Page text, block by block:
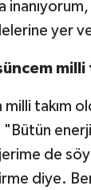
yer
milli
milli takım
"Bütün
de
diye.